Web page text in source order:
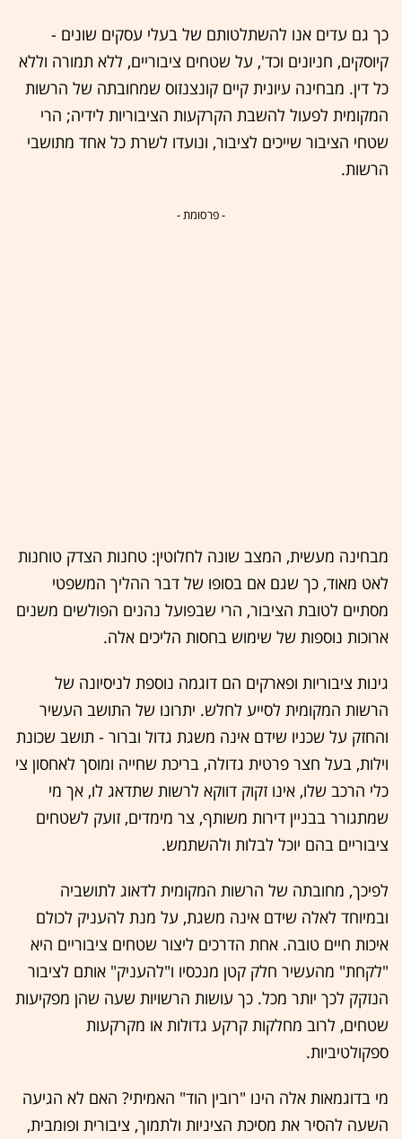
כך גם עדים אנו להשתלטותם של בעלי עסקים שונים -
קיוסקים, חניונים וכד', על שטחים ציבוריים, ללא תמורה וללא
כל דין. מבחינה עיונית קיים קונצנזוס שמחובתה של הרשות
המקומית לפעול להשבת הקרקעות הציבוריות לידיה; הרי
שטחי הציבור שייכים לציבור, ונועדו לשרת כל אחד מתושבי
הרשות.
- פרסומת -
מבחינה מעשית, המצב שונה לחלוטין: טחנות הצדק טוחנות
לאט מאוד, כך שגם אם בסופו של דבר ההליך המשפטי
מסתיים לטובת הציבור, הרי שבפועל נהנים הפולשים משנים
ארוכות נוספות של שימוש בחסות הליכים אלה.
גינות ציבוריות ופארקים הם דוגמה נוספת לניסיונה של
הרשות המקומית לסייע לחלש. יתרונו של התושב העשיר
והחזק על שכניו שידם אינה משגת גדול וברור - תושב שכונת
וילות, בעל חצר פרטית גדולה, בריכת שחייה ומוסך לאחסון צי
כלי הרכב שלו, אינו זקוק דווקא לרשות שתדאג לו, אך מי
שמתגורר בבניין דירות משותף, צר מימדים, זועק לשטחים
ציבוריים בהם יוכל לבלות ולהשתמש.
לפיכך, מחובתה של הרשות המקומית לדאוג לתושביה
ובמיוחד לאלה שידם אינה משגת, על מנת להעניק לכולם
איכות חיים טובה. אחת הדרכים ליצור שטחים ציבוריים היא
"לקחת" מהעשיר חלק קטן מנכסיו ו"להעניק" אותם לציבור
הנזקק לכך יותר מכל. כך עושות הרשויות שעה שהן מפקיעות
שטחים, לרוב מחלקות קרקע גדולות או מקרקעות
ספקולטיביות.
מי בדוגמאות אלה הינו "רובין הוד" האמיתי? האם לא הגיעה
השעה להסיר את מסיכת הציניות ולתמוך, ציבורית ופומבית,